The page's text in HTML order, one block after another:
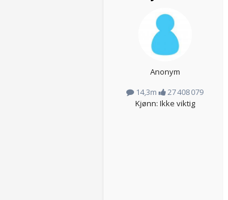
Anonym
14,3m
27 408 079
Kjønn: Ikke viktig